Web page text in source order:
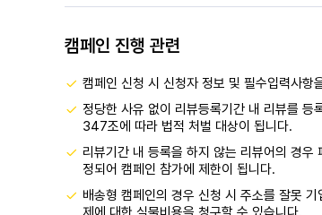
캠페인 진행 관련
캠페인 신청 시 신청자 정보 및 필수입력사항
정당한 사유 없이 리뷰등록기간 내 리뷰를 등
347조에 따라 법적 처벌 대상이 됩니다.
리뷰기간 내 등록을 하지 않는 리뷰어의 경우
정되어 캠페인 참가에 제한이 됩니다.
배송형 캠페인의 경우 신청 시 주소를 잘못